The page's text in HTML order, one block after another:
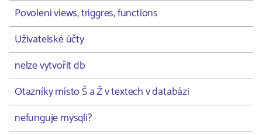
Povoleni views, triggres, functions
Uživatelské účty
nelze vytvořit db
Otazníky místo Š a Ž v textech v databázi
nefunguje mysqli?